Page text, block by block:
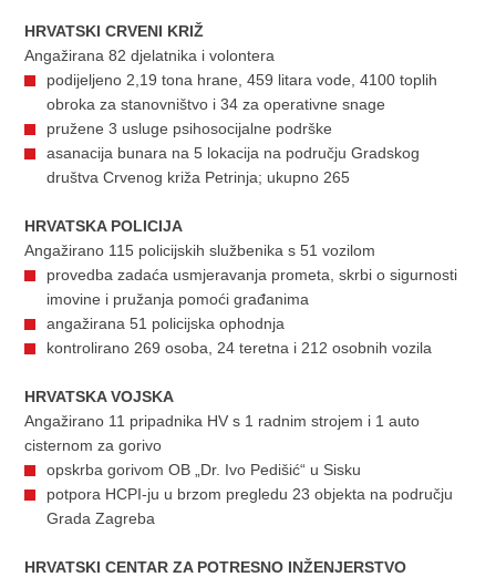
HRVATSKI CRVENI KRIŽ
Angažirana 82 djelatnika i volontera
podijeljeno 2,19 tona hrane, 459 litara vode, 4100 toplih
obroka za stanovništvo i 34 za operativne snage
pružene 3 usluge psihosocijalne podrške
asanacija bunara na 5 lokacija na području Gradskog
društva Crvenog križa Petrinja; ukupno 265
HRVATSKA POLICIJA
Angažirano 115 policijskih službenika s 51 vozilom
provedba zadaća usmjeravanja prometa, skrbi o sigurnosti
imovine i pružanja pomoći građanima
angažirana 51 policijska ophodnja
kontrolirano 269 osoba, 24 teretna i 212 osobnih vozila
HRVATSKA VOJSKA
Angažirano 11 pripadnika HV s 1 radnim strojem i 1 auto
cisternom za gorivo
opskrba gorivom OB „Dr. Ivo Pedišić“ u Sisku
potpora HCPI-ju u brzom pregledu 23 objekta na području
Grada Zagreba
HRVATSKI CENTAR ZA POTRESNO INŽENJERSTVO